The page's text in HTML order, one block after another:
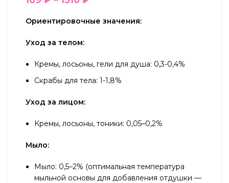
Ориентировочные значения:
Уход за телом:
Кремы, лосьоны, гели для душа: 0,3-0,4%
Скрабы для тела: 1-1,8%
Уход за лицом:
Кремы, лосьоны, тоники: 0,05–0,2%
Мыло:
Мыло: 0,5–2% (оптимальная температура
мыльной основы для добавления отдушки —